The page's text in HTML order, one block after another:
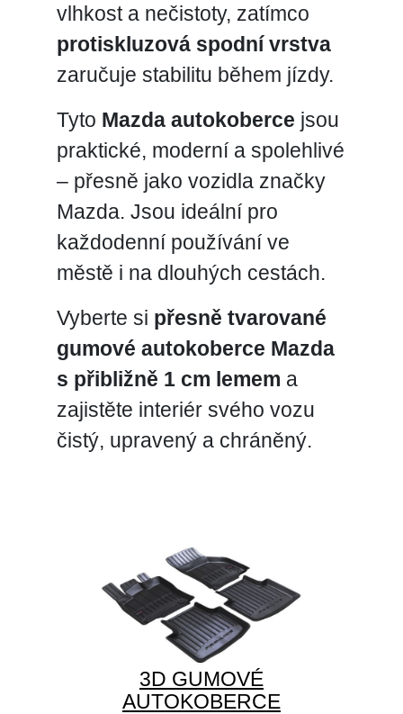
vlhkost a nečistoty, zatímco
protiskluzová spodní vrstva
zaručuje stabilitu během jízdy.
Tyto Mazda autokoberce jsou
praktické, moderní a spolehlivé
– přesně jako vozidla značky
Mazda. Jsou ideální pro
každodenní používání ve
městě i na dlouhých cestách.
Vyberte si přesně tvarované
gumové autokoberce Mazda
s přibližně 1 cm lemem a
zajistěte interiér svého vozu
čistý, upravený a chráněný.
3D GUMOVÉ
AUTOKOBERCE